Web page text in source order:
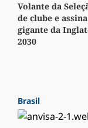
Volante da
de clube e
gigante da
2030
Brasil